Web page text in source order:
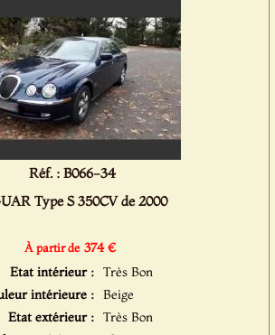
Réf. : B066-34
Type S 350CV de 2000
À partir de 374 €
Etat intérieur : Très Bon
intérieure : Beige
Etat extérieur : Très Bon